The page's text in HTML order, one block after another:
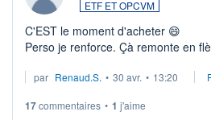
ETF ET OPCVM
C'EST le moment d'acheter 😄​
Perso je renforce. Çà remonte en
Investissement long terme tip top
par Renaud.S. • 30 avr. • 13:20
17commentaires • 1 j'aime